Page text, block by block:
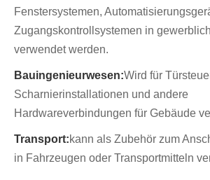
Fenstersystemen,
Zugangskontrollsystemen in
verwendet werden.
Bauingenieurwesen:Wird für
Scharnierinstallationen und andere
Hardwareverbindungen für Gebäude
Transport:kann als Zubehör zum
in Fahrzeugen oder Transportmitteln